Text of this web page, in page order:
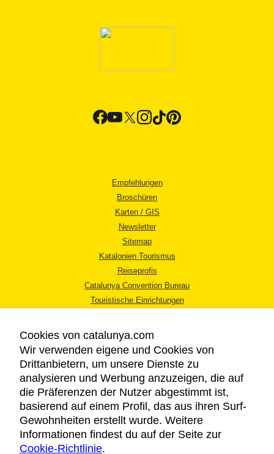
Empfehlungen
Broschüren
Karten / GIS
Newsletter
Sitemap
Katalonien Tourismus
Reiseprofis
Catalunya Convention Bureau
Touristische Einrichtungen
RECHTLICHER HINWEIS
DATENSCHUTZICHTLINIE
COOKIES
BARRIEREFREIHEIT
Cookies von catalunya.com
Wir verwenden eigene und Cookies von
Drittanbietern, um unsere Dienste zu
analysieren und Werbung anzuzeigen, die auf
die Präferenzen der Nutzer abgestimmt ist,
basierend auf einem Profil, das aus ihren Surf-
Gewohnheiten erstellt wurde. Weitere
Informationen findest du auf der Seite zur
Cookie-Richtlinie.